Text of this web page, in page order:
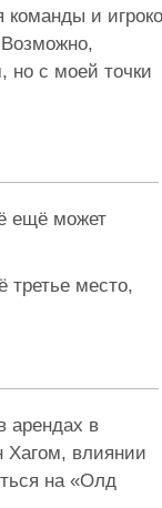
команды и
но с моей точки
ещё может
третье место,
арендах в
Хагом, влиянии
на «Олд